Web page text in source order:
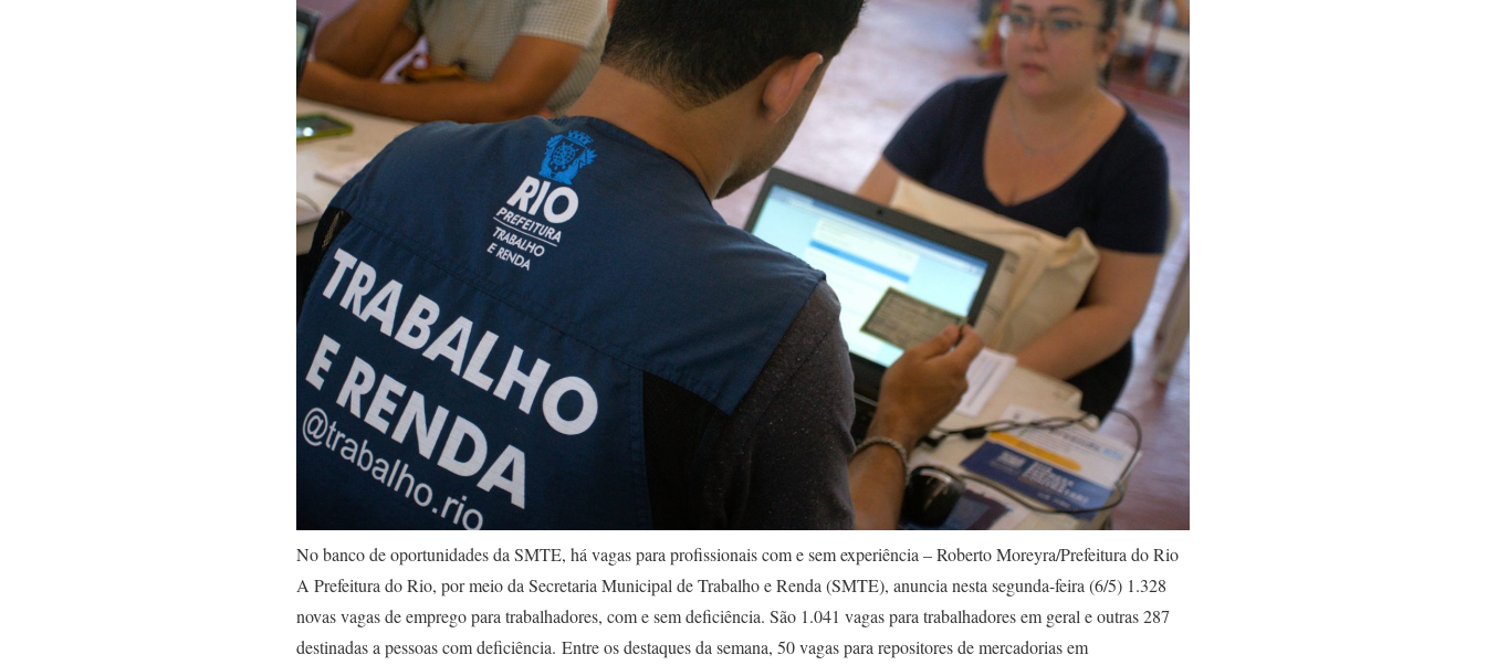
No banco de oportunidades da SMTE, há vagas para profissionais com e sem experiência – Roberto Moreyra/Prefeitura do Rio
A Prefeitura do Rio, por meio da Secretaria Municipal de Trabalho e Renda (SMTE), anuncia nesta segunda-feira (6/5) 1.328
novas vagas de emprego para trabalhadores, com e sem deficiência. São 1.041 vagas para trabalhadores em geral e outras 287
destinadas a pessoas com deficiência. Entre os destaques da semana, 50 vagas para repositores de mercadorias em